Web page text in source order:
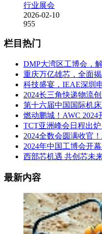
行业展会
2026-02-10
955
栏目热门
DMP大湾区工博会，
重庆万亿雄芯，全面揭
科技盛宴，IEAE深圳
2024长三角快递物流
第十六届中国国际机
燃动鹏城！AWC 2024
TCT亚洲峰会日程出
2024全数会圆满收官
2024年中国工博会开
西部芯机遇 共创芯未
最新内容